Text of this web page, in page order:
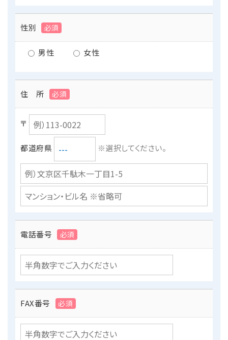
性別 必須
男性 女性
住 所 必須
〒
都道府県 ※選択してください。
電話番号 必須
FAX番号 必須